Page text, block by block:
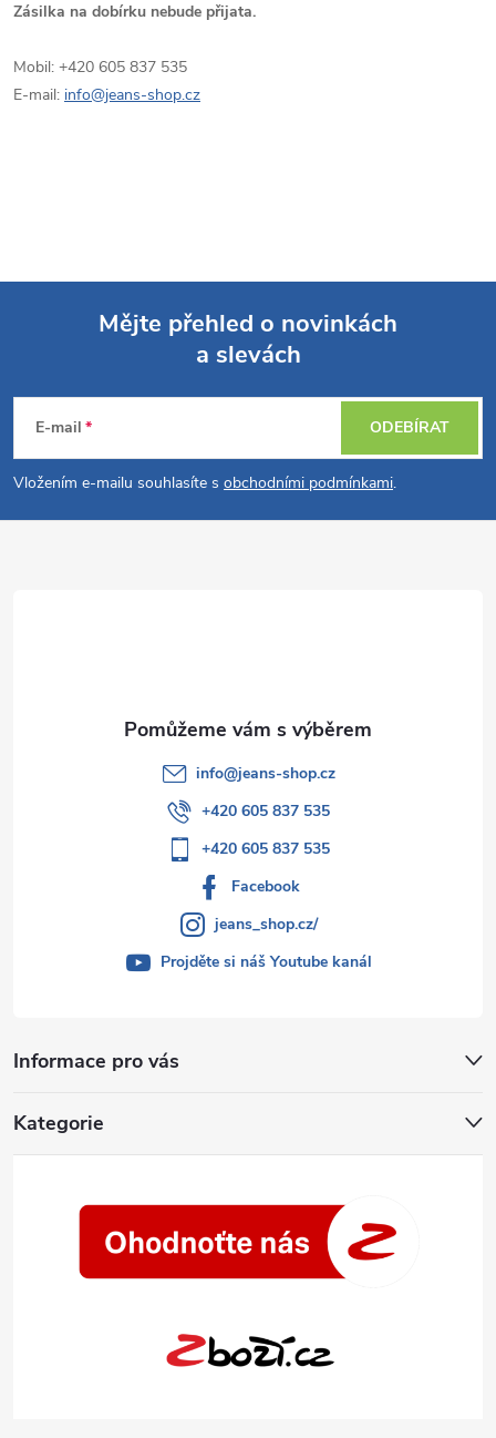
Zásilka na dobírku nebude přijata.
Mobil: +420 605 837 535
E-mail: info@jeans-shop.cz
p
Mějte přehled o novinkách
a slevách
E-mail
Vložením e-mailu souhlasíte s obchodními podmínkami.
ODEBÍRAT
Informace pro vás
Kategorie
info@jeans-shop.cz
+420 605 837 535
+420 605 837 535
Facebook
jeans_shop.cz/
Projděte si náš Youtube kanál